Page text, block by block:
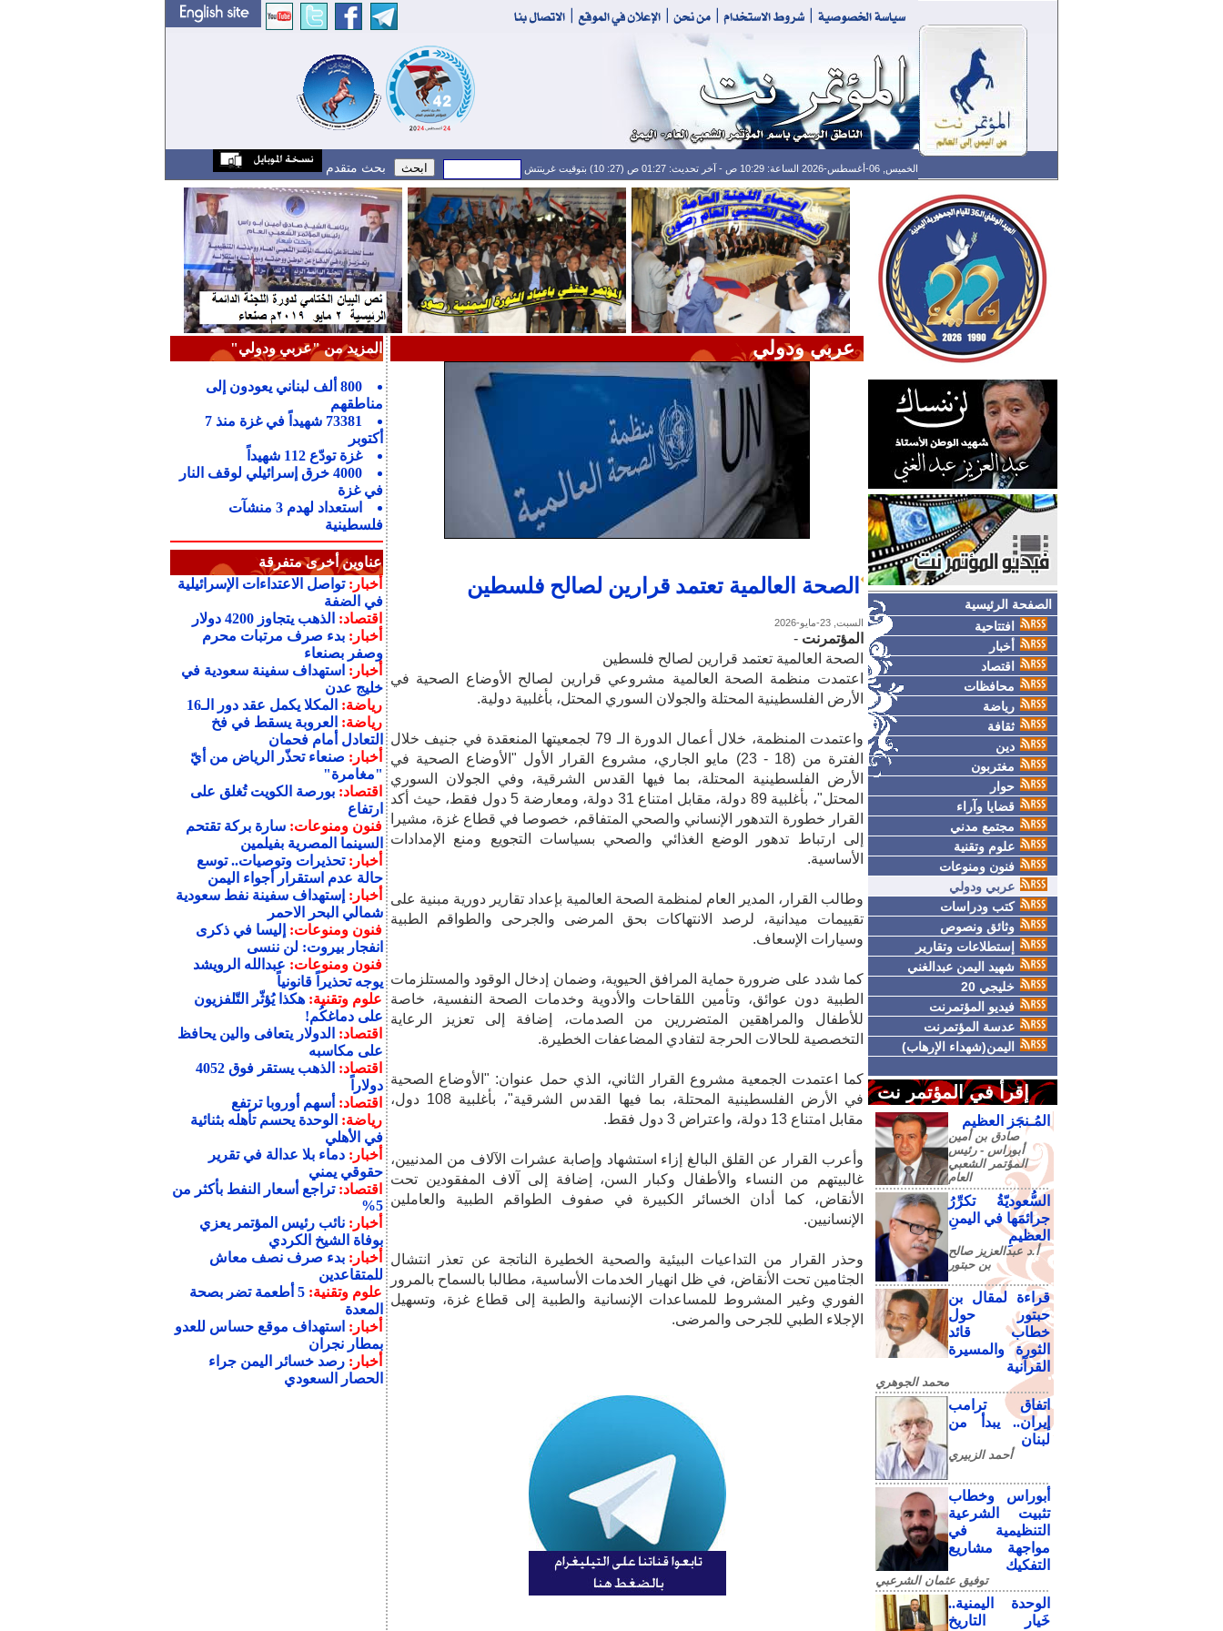
الخميس, 06-أغسطس-2026 الساعة: 10:29 ص - آخر تحديث: 01:27 ص (27: 10) بتوقيت غرينتش بحث متقدم
الصفحة الرئيسية
افتتاحية
أخبار
اقتصاد
محافظات
رياضة
ثقافة
دين
مغتربون
حوار
قضايا وآراء
مجتمع مدني
علوم وتقنية
فنون ومنوعات
عربي ودولي
كتب ودراسات
وثائق ونصوص
إستطلاعات وتقارير
شهيد اليمن عبدالغني
خليجي 20
فيديو المؤتمرنت
عدسة المؤتمرنت
اليمن(شهداء الإرهاب)
إقرأ في المؤتمر نت
المُـنجَز العظيم
صادق‮ ‬بن‮ ‬أمين‮
‬أبوراس - رئيس‮
‬المؤتمر‮ ‬الشعبي‮
‬العام
السُّعوديّةُ تكرِّرُ
جرائمَها في اليمنِ
العظيمِ
أ.د عبدالعزيز صالح
بن حبتور
قراءة لمقال بن
حبتور حول
خطاب قائد
الثورة والمسيرة
القرآنية
محمد الجوهري
اتفاق ترامب
إيران.. يبدأ من
لبنان
أحمد الزبيري
أبوراس وخطاب
تثبيت الشرعية
التنظيمية في
مواجهة مشاريع
التفكيك
توفيق عثمان الشرعبي
الوحدة اليمنية..
خَيار التاريخ
عربي ودولي
الصحة العالمية تعتمد قرارين لصالح فلسطين
السبت, 23-مايو-2026
المؤتمرنت -
الصحة العالمية تعتمد قرارين لصالح فلسطين
اعتمدت منظمة الصحة العالمية مشروعي قرارين لصالح الأوضاع الصحية في
الأرض الفلسطينية المحتلة والجولان السوري المحتل، بأغلبية دولية.
واعتمدت المنظمة، خلال أعمال الدورة الـ 79 لجمعيتها المنعقدة في جنيف خلال
الفترة من (18 - 23) مايو الجاري، مشروع القرار الأول "الأوضاع الصحية في
الأرض الفلسطينية المحتلة، بما فيها القدس الشرقية، وفي الجولان السوري
المحتل"، بأغلبية 89 دولة، مقابل امتناع 31 دولة، ومعارضة 5 دول فقط، حيث أكد
القرار خطورة التدهور الإنساني والصحي المتفاقم، خصوصا في قطاع غزة، مشيرا
إلى ارتباط تدهور الوضع الغذائي والصحي بسياسات التجويع ومنع الإمدادات
الأساسية.
وطالب القرار، المدير العام لمنظمة الصحة العالمية بإعداد تقارير دورية مبنية على
تقييمات ميدانية، لرصد الانتهاكات بحق المرضى والجرحى والطواقم الطبية
وسيارات الإسعاف.
كما شدد على ضرورة حماية المرافق الحيوية، وضمان إدخال الوقود والمستلزمات
الطبية دون عوائق، وتأمين اللقاحات والأدوية وخدمات الصحة النفسية، خاصة
للأطفال والمراهقين المتضررين من الصدمات، إضافة إلى تعزيز الرعاية
التخصصية للحالات الحرجة لتفادي المضاعفات الخطيرة.
كما اعتمدت الجمعية مشروع القرار الثاني، الذي حمل عنوان: "الأوضاع الصحية
في الأرض الفلسطينية المحتلة، بما فيها القدس الشرقية"، بأغلبية 108 دول،
مقابل امتناع 13 دولة، واعتراض 3 دول فقط.
وأعرب القرار عن القلق البالغ إزاء استشهاد وإصابة عشرات الآلاف من المدنيين،
غالبيتهم من النساء والأطفال وكبار السن، إضافة إلى آلاف المفقودين تحت
الأنقاض، كما أدان الخسائر الكبيرة في صفوف الطواقم الطبية والعاملين
الإنسانيين.
وحذر القرار من التداعيات البيئية والصحية الخطيرة الناتجة عن تعذر انتشال
الجثامين تحت الأنقاض، في ظل انهيار الخدمات الأساسية، مطالبا بالسماح بالمرور
الفوري وغير المشروط للمساعدات الإنسانية والطبية إلى قطاع غزة، وتسهيل
الإجلاء الطبي للجرحى والمرضى.
المزيد من "عربي ودولي"
800 ألف لبناني يعودون إلى
مناطقهم
73381 شهيداً في غزة منذ 7
أكتوبر
غزة تودّع 112 شهيداً
4000 خرق إسرائيلي لوقف النار
في غزة
استعداد لهدم 3 منشآت
فلسطينية
عناوين أخرى متفرقة
أخبار:تواصل الاعتداءات الإسرائيلية
في الضفة
اقتصاد: الذهب يتجاوز 4200 دولار
أخبار:بدء صرف مرتبات محرم
وصفر بصنعاء
أخبار: استهداف سفينة سعودية في
خليج عدن
رياضة: المكلا يكمل عقد دور الـ16
رياضة: العروبة يسقط في فخ
التعادل أمام فحمان
أخبار: صنعاء تحذّر الرياض من أيّ
"مغامرة"
اقتصاد:بورصة الكويت تُغلق على
ارتفاع
فنون ومنوعات:سارة بركة تقتحم
السينما المصرية بفيلمين
أخبار:تحذيرات وتوصيات.. توسع
حالة عدم استقرار أجواء اليمن
أخبار: إستهداف سفينة نفط سعودية
شمالي البحر الاحمر
فنون ومنوعات: إليسا في ذكرى
انفجار بيروت: لن ننسى
فنون ومنوعات: عبدالله الرويشد
يوجه تحذيراً قانونياً
علوم وتقنية:هكذا يُؤثّر التّلفزيون
على دماغكُم!
اقتصاد: الدولار يتعافى والين يحافظ
على مكاسبه
اقتصاد:
الذهب يستقر فوق 4052
دولاراً
اقتصاد: أسهم أوروبا ترتفع
رياضة: الوحدة يحسم تأهله بثنائية
في الأهلي
أخبار:دماء بلا عدالة في تقرير
حقوقي يمني
اقتصاد:تراجع أسعار النفط بأكثر من
5%
أخبار:نائب رئيس المؤتمر يعزي
بوفاة الشيخ الكردي
أخبار:بدء صرف نصف معاش
للمتقاعدين
علوم وتقنية:
5 أطعمة تضر بصحة
المعدة
أخبار: استهداف موقع حساس للعدو
بمطار نجران
أخبار:رصد خسائر اليمن جراء
الحصار السعودي